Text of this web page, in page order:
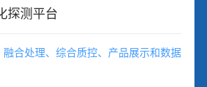
探测平台
融合处理、综合质控、产品展示和数据